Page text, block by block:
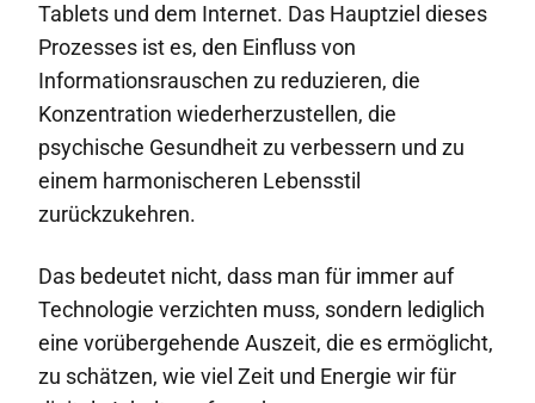
Tablets und dem Internet. Das Hauptziel dieses
Prozesses ist es, den Einfluss von
Informationsrauschen zu reduzieren, die
Konzentration wiederherzustellen, die
psychische Gesundheit zu verbessern und zu
einem harmonischeren Lebensstil
zurückzukehren.
Das bedeutet nicht, dass man für immer auf
Technologie verzichten muss, sondern lediglich
eine vorübergehende Auszeit, die es ermöglicht,
zu schätzen, wie viel Zeit und Energie wir für